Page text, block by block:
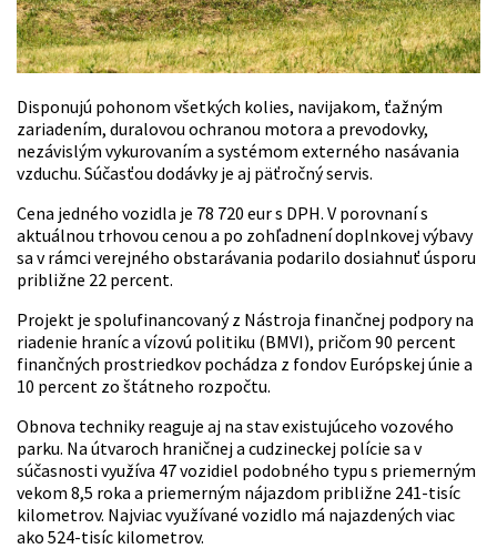
Disponujú pohonom všetkých kolies, navijakom, ťažným
zariadením, duralovou ochranou motora a prevodovky,
nezávislým vykurovaním a systémom externého nasávania
vzduchu. Súčasťou dodávky je aj päťročný servis.
Cena jedného vozidla je 78 720 eur s DPH. V porovnaní s
aktuálnou trhovou cenou a po zohľadnení doplnkovej výbavy
sa v rámci verejného obstarávania podarilo dosiahnuť úsporu
približne 22 percent.
Projekt je spolufinancovaný z Nástroja finančnej podpory na
riadenie hraníc a vízovú politiku (BMVI), pričom 90 percent
finančných prostriedkov pochádza z fondov Európskej únie a
10 percent zo štátneho rozpočtu.
Obnova techniky reaguje aj na stav existujúceho vozového
parku. Na útvaroch hraničnej a cudzineckej polície sa v
súčasnosti využíva 47 vozidiel podobného typu s priemerným
vekom 8,5 roka a priemerným nájazdom približne 241-tisíc
kilometrov. Najviac využívané vozidlo má najazdených viac
ako 524-tisíc kilometrov.